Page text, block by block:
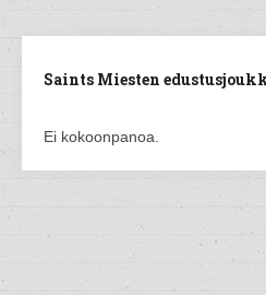
Saints Miesten
Ei kokoonpanoa.